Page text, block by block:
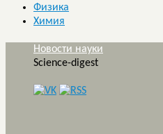
Физика
Химия
Новости науки
Science-digest